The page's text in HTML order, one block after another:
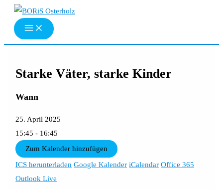
Zum
Inhalt
springen
Starke Väter, starke Kinder
Wann
25. April 2025
15:45 - 16:45
Zum Kalender hinzufügen
ICS herunterladen Google Kalender iCalendar Office 365
Outlook Live